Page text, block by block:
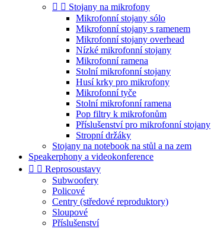
  Stojany na mikrofony
Mikrofonní stojany sólo
Mikrofonní stojany s ramenem
Mikrofonní stojany overhead
Nízké mikrofonní stojany
Mikrofonní ramena
Stolní mikrofonní stojany
Husí krky pro mikrofony
Mikrofonní tyče
Stolní mikrofonní ramena
Pop filtry k mikrofonům
Příslušenství pro mikrofonní stojany
Stropní držáky
Stojany na notebook na stůl a na zem
Speakerphony a videokonference
  Reprosoustavy
Subwoofery
Policové
Centry (středové reproduktory)
Sloupové
Příslušenství